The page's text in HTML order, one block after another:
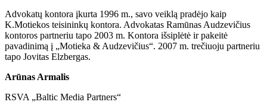
Advokatų kontora įkurta 1996 m., savo veiklą pradėjo kaip
K.Motiekos teisininkų kontora. Advokatas Ramūnas Audzevičius
kontoros partneriu tapo 2003 m. Kontora išsiplėtė ir pakeitė
pavadinimą į „Motieka & Audzevičius“. 2007 m. trečiuoju partneriu
tapo Jovitas Elzbergas.
Arūnas Armalis
RSVA „Baltic Media Partners“